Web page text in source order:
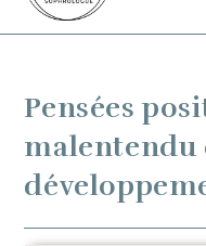
Pensées
malentendu